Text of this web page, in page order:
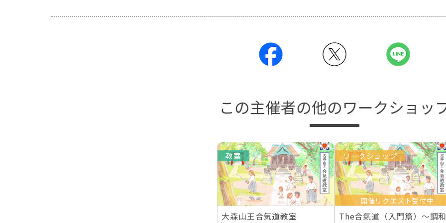
この主催者の他のワークショッ
教室
大森山王合気道教室
ワークショップ
開催リクエスト受付中
The合氣道（入門篇）～調